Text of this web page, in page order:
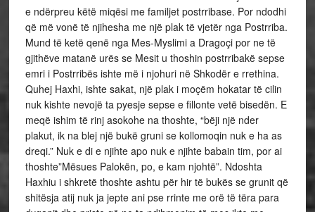
e ndërpreu këtë miqësi me familjet postrribase. Por ndodhi
që më vonë të njihesha me një plak të vjetër nga Postrriba.
Mund të ketë qenë nga Mes-Myslimi a Dragoçi por ne të
gjithëve matanë urës se Mesit u thoshin postrribakë sepse
emri i Postrribës ishte më i njohuri në Shkodër e rrethina.
Quhej Haxhi, ishte sakat, një plak i moçëm hokatar të cilin
nuk kishte nevojë ta pyesje sepse e fillonte vetë bisedën. E
meqë ishim të rinj asokohe na thoshte, “bëji një nder
plakut, ik na blej një bukë gruni se kollomoqin nuk e ha as
dreqi.” Nuk e di e njihte apo nuk e njihte babain tim, por ai
thoshte”Mësues Palokën, po, e kam njohtë”. Ndoshta
Haxhiu i shkretë thoshte ashtu për hir të bukës se grunit që
shitësja atij nuk ja jepte ani pse rrinte me orë të tëra para